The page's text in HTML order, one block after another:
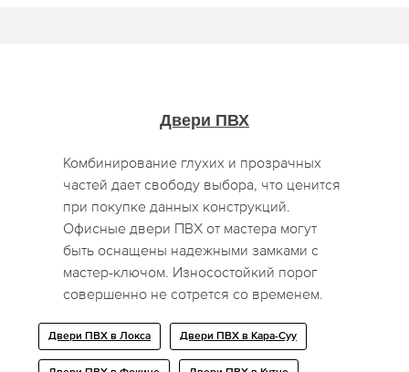
Двери ПВХ
Комбинирование глухих и прозрачных
частей дает свободу выбора, что ценится
при покупке данных конструкций.
Офисные двери ПВХ от мастера могут
быть оснащены надежными замками с
мастер-ключом. Износостойкий порог
совершенно не сотрется со временем.
Двери ПВХ в Локса Двери ПВХ в Кара-Суу